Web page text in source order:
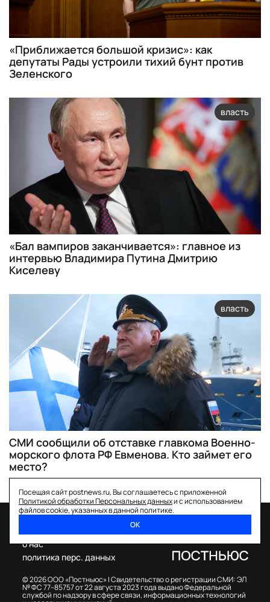
«Приближается большой кризис»: как
депутаты Рады устроили тихий бунт против
Зеленского
власть
«Бал вампиров заканчивается»: главное из
интервью Владимира Путина Дмитрию
Киселеву
власть
СМИ сообщили об отставке главкома Военно-
морского флота РФ Евменова. Кто займет его
место?
Посещая сайт postnews.ru, Вы соглашаетесь с приложенной
Политикой обработки Персональных данныхи с использованием
файлов cookie, указанных в данной политике.
ОК
© 2026 ООО «Постньюс» |Свидетельство о регистрации СМИ: ЭЛ
№ ФС 77–85757 от 22 августа 2023 года выдано Федеральной
службой по надзору в сфере связи, информационных технологий
о нас
политика перс. данных